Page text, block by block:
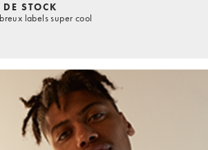
STOCK
labels super cool